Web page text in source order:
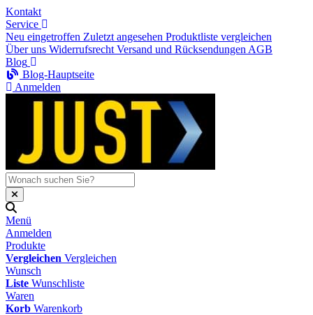
Kontakt
Service
Neu eingetroffen Zuletzt angesehen Produktliste vergleichen
Über uns Widerrufsrecht Versand und Rücksendungen AGB
Blog
Blog-Hauptseite
Anmelden
Menü
Anmelden
Produkte
Vergleichen Vergleichen
Wunsch
Liste Wunschliste
Waren
Korb Warenkorb